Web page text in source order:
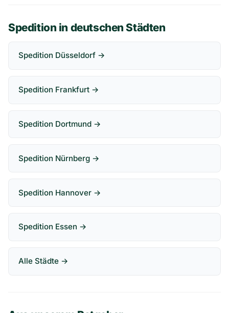
Spedition in deutschen Städten
Spedition Düsseldorf →
Spedition Frankfurt →
Spedition Dortmund →
Spedition Nürnberg →
Spedition Hannover →
Spedition Essen →
Alle Städte →